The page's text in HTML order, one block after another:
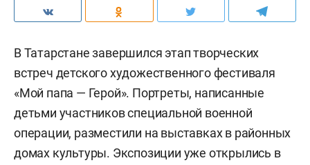
В Татарстане завершился этап творческих
встреч детского художественного фестиваля
«Мой папа — Герой». Портреты, написанные
детьми участников специальной военной
операции, разместили на выставках в районных
домах культуры. Экспозиции уже открылись в